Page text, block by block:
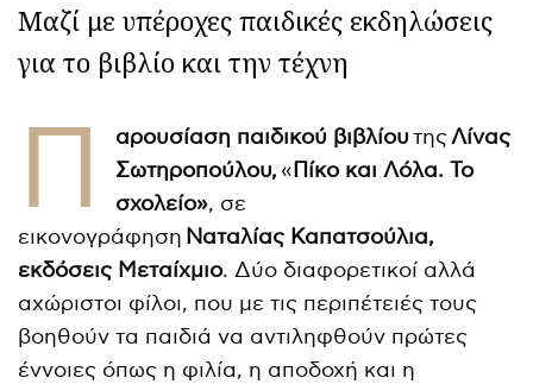
Μαζί με υπέροχες παιδικές εκδηλώσεις
για το βιβλίο και την τέχνη
Π αρουσίαση παιδικού βιβλίουτηςΛίνας
Σωτηροπούλου, « Πίκο και Λόλα. Το
σχολείο», σε
εικονογράφηση Ναταλίας Καπατσούλια,
εκδόσεις Μεταίχμιο. Δύο διαφορετικοί αλλά
αχώριστοι φίλοι, που με τις περιπέτειές τους
βοηθούν τα παιδιά να αντιληφθούν πρώτες
έννοιες όπως η φιλία, η αποδοχή και η